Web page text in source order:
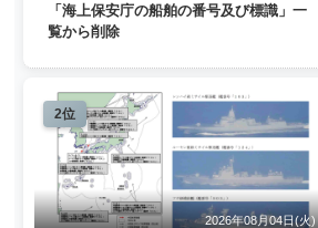
「海上保安庁の船舶の番号及び標識」一
覧から削除
2位
2026年08月04日(火)